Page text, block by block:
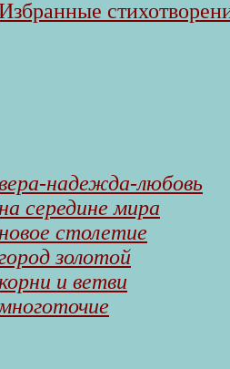
надежда-любовь
на середине мира
новое столетие
золотой
и ветви